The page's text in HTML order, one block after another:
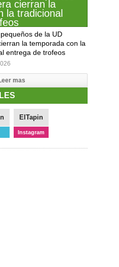
de la UD
la temporada con la
entrega de trofeos
mas
ElTapin
Instagram